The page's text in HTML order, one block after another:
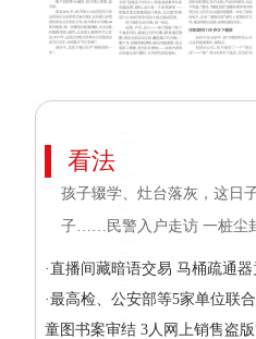
看法
孩子辍学、灶台落灰，这日
子……民警入户走访 一桩尘
·直播间藏暗语交易 马桶疏通
·最高检、公安部等5家单位联
童图书案审结 3人网上销售盗版